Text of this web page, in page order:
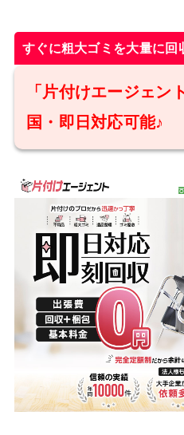
すぐに粗大ゴミを大量に回
「片付けエージェン
国・即日対応可能♪